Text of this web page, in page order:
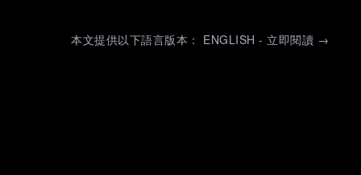
本文提供以下語言版本： ENGLISH - 立即閱讀 →